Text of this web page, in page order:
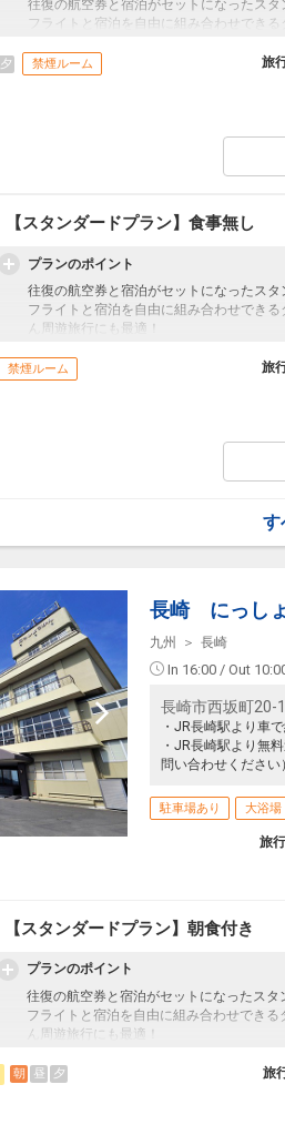
往復の航空券と宿泊がセットになったスタ
フライトと宿泊を自由に組み合わせでき
旅行期間中の1泊だけの宿泊や延泊・飛び
フライトは、安心のJAL（またはJALグル
オプションでレンタカーや現地交通・体
夕 禁煙ルーム 旅
【スタンダードプラン】食事無し
プランのポイント
往復の航空券と宿泊がセットになったスタ
フライトと宿泊を自由に組み合わせでき
ん周遊旅行にも最適！
JALマイレージ会員の方にはフライトマイ
禁煙ルーム 旅
す
長崎 にっし
九州 長崎
In 16:00 / Out
長崎市西坂町20-1
・JR長崎駅より車
・JR長崎駅より無
問い合わせください）
駐車場あり 大浴場
旅
【スタンダードプラン】朝食付き
プランのポイント
往復の航空券と宿泊がセットになったスタ
フライトと宿泊を自由に組み合わせでき
ん周遊旅行にも最適！
JALマイレージ会員の方にはフライトマイ
地元長崎の郷土料理や定番メニューが並
朝 昼 夕 旅